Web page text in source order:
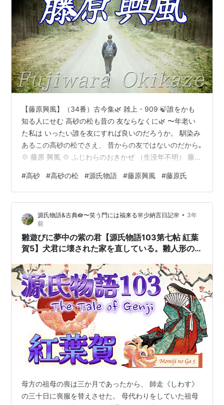
【藤原興風】（34番）古今集🌿 雑上・909 🍃誰をかも
知る人にせむ 高砂の松も昔の 友ならなくに🌿 〜年老い
た私は いったい誰を友にすれば良いのだろうか。 馴染み
あるこの高砂の松でさえ、 昔からの友ではないのだから｡
💠 藤原 興風 💠 ふじわらのおきかぜ （生没年不明） 藤原
紀貫之､凡河内躬恒らと共に優れた歌人で、 日本最古の歌
論である『歌経標識』を残しています。 【ふるさと納
税】本漆・螺鈿ペアワイングラス（230ml） 大正2年創
業・老舗仏壇店の技術 ペア セット 酒器 杯 職人 おしゃれ
ガラス 贈り物 ギフト 富山 魚津漆器 工…
#高砂 #高砂の松 #源氏物語 #藤原興風 #藤原氏
源氏物語&古典🪷〜笑う門には福来る🌸少納言日記🌸 • 3年
前
雛遊びに夢中の紫の君【源氏物語103第七帖 紅葉
賀5】犬君に壊された家を直している。雛人形の
ぶ
母方の祖母の喪は三か月であったから、 師走《しわす》
の三十日に喪服を替えさせた。 母代わりをしていた祖母